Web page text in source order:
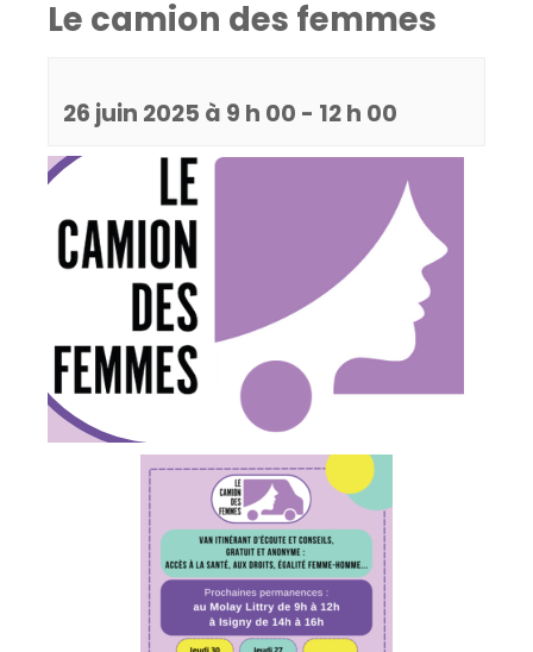
Le camion des femmes
26 juin 2025 à 9 h 00 - 12 h 00